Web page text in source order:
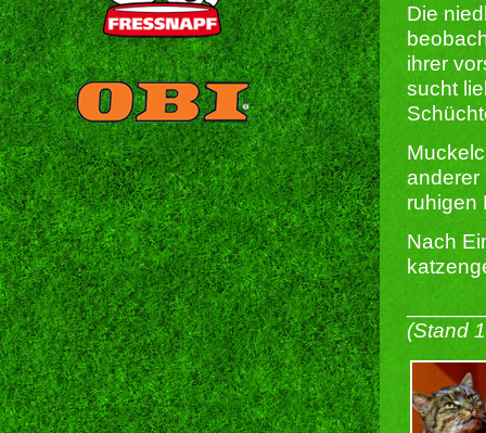
Die
ihrer
sucht
anderer
ruhigen
Nach
(Stand